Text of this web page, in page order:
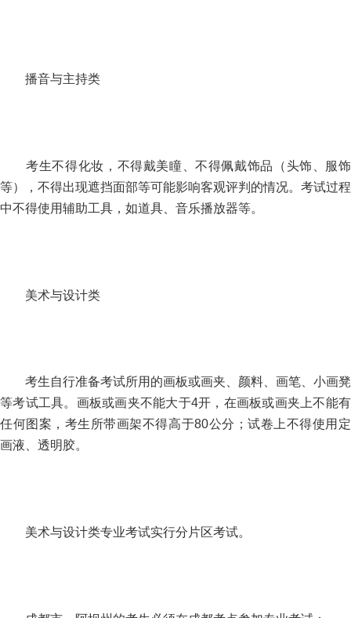
播音与主持类
考生不得化妆，不得戴美瞳、不得佩戴饰品（头饰、服饰
等），不得出现遮挡面部等可能影响客观评判的情况。考试过程
中不得使用辅助工具，如道具、音乐播放器等。
美术与设计类
考生自行准备考试所用的画板或画夹、颜料、画笔、小画凳
等考试工具。画板或画夹不能大于4开，在画板或画夹上不能有
任何图案，考生所带画架不得高于80公分；试卷上不得使用定
画液、透明胶。
美术与设计类专业考试实行分片区考试。